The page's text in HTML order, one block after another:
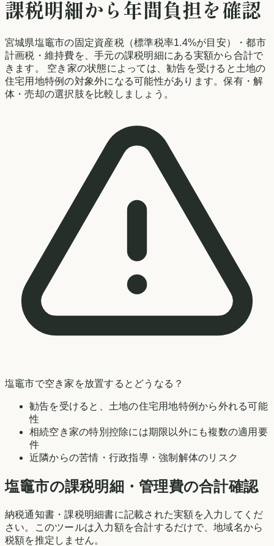
課税明細から年間負担を確認
宮城県塩竈市の固定資産税（標準税率1.4%が目安）
・都市
計画税・維持費を、手元の課税明細にある実額から合計で
きます。 空き家の状態によっては、勧告を受けると土地の
住宅用地特例の対象外になる可能性があります。保有・解
体・売却の選択肢を比較しましょう。
塩竈市で空き家を放置するとどうなる？
勧告を受けると、土地の住宅用地特例から外れる可能
性
相続空き家の特別控除には期限以外にも複数の適用要
件
近隣からの苦情・行政指導・強制解体のリスク
塩竈市の課税明細・管理費の合計確認
納税通知書・課税明細書に記載された実額を入力してくだ
さい。このツールは入力額を合計するだけで、地域名から
税額を推定しません。